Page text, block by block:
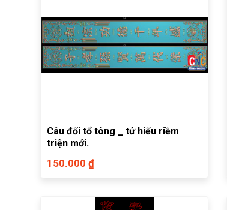
Câu đối tổ tông _ tử hiếu riềm
triện mới.
150.000 ₫